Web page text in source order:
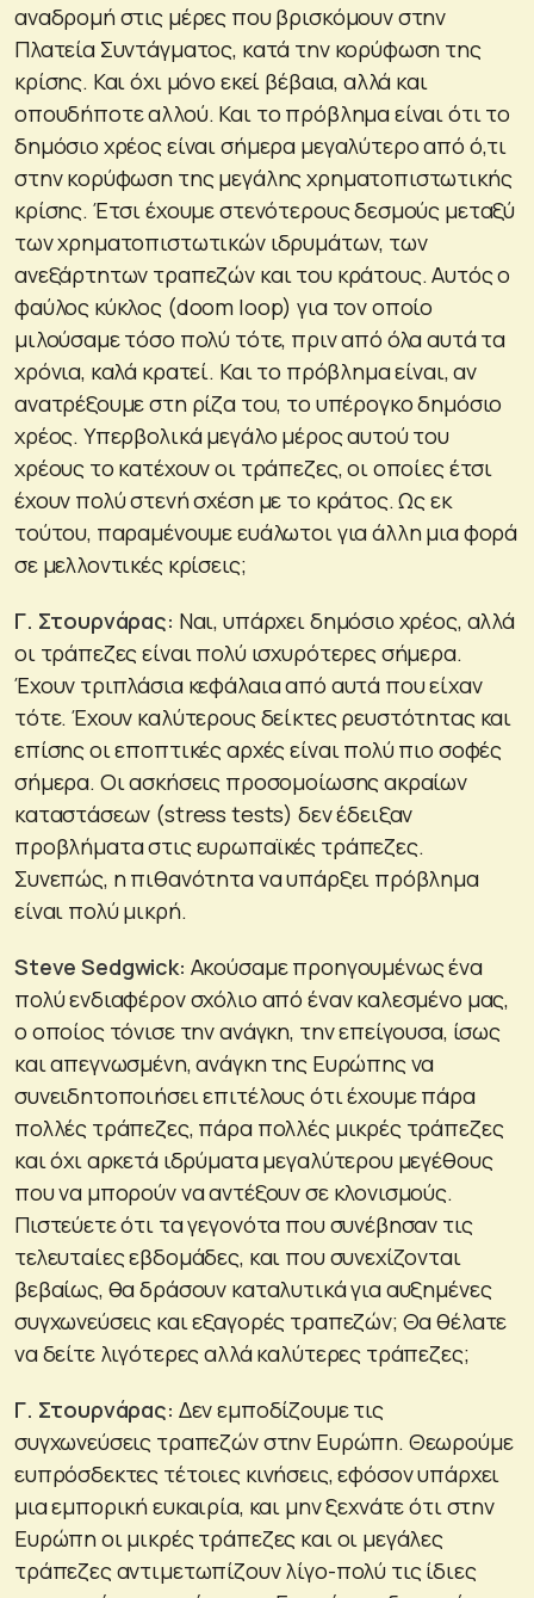
αναδρομή στις μέρες που βρισκόμουν στην
Πλατεία Συντάγματος, κατά την κορύφωση της
κρίσης. Και όχι μόνο εκεί βέβαια, αλλά και
οπουδήποτε αλλού. Και το πρόβλημα είναι ότι το
δημόσιο χρέος είναι σήμερα μεγαλύτερο από ό,τι
στην κορύφωση της μεγάλης χρηματοπιστωτικής
κρίσης. Έτσι έχουμε στενότερους δεσμούς μεταξύ
των χρηματοπιστωτικών ιδρυμάτων, των
ανεξάρτητων τραπεζών και του κράτους. Αυτός ο
φαύλος κύκλος (doom loop) για τον οποίο
μιλούσαμε τόσο πολύ τότε, πριν από όλα αυτά τα
χρόνια, καλά κρατεί. Και το πρόβλημα είναι, αν
ανατρέξουμε στη ρίζα του, το υπέρογκο δημόσιο
χρέος. Υπερβολικά μεγάλο μέρος αυτού του
χρέους το κατέχουν οι τράπεζες, οι οποίες έτσι
έχουν πολύ στενή σχέση με το κράτος. Ως εκ
τούτου, παραμένουμε ευάλωτοι για άλλη μια φορά
σε μελλοντικές κρίσεις;
Γ. Στουρνάρας: Ναι, υπάρχει δημόσιο χρέος, αλλά
οι τράπεζες είναι πολύ ισχυρότερες σήμερα.
Έχουν τριπλάσια κεφάλαια από αυτά που είχαν
τότε. Έχουν καλύτερους δείκτες ρευστότητας και
επίσης οι εποπτικές αρχές είναι πολύ πιο σοφές
σήμερα. Οι ασκήσεις προσομοίωσης ακραίων
καταστάσεων (stress tests) δεν έδειξαν
προβλήματα στις ευρωπαϊκές τράπεζες.
Συνεπώς, η πιθανότητα να υπάρξει πρόβλημα
είναι πολύ μικρή.
Steve Sedgwick: Ακούσαμε προηγουμένως ένα
πολύ ενδιαφέρον σχόλιο από έναν καλεσμένο μας,
ο οποίος τόνισε την ανάγκη, την επείγουσα, ίσως
και απεγνωσμένη, ανάγκη της Ευρώπης να
συνειδητοποιήσει επιτέλους ότι έχουμε πάρα
πολλές τράπεζες, πάρα πολλές μικρές τράπεζες
και όχι αρκετά ιδρύματα μεγαλύτερου μεγέθους
που να μπορούν να αντέξουν σε κλονισμούς.
Πιστεύετε ότι τα γεγονότα που συνέβησαν τις
τελευταίες εβδομάδες, και που συνεχίζονται
βεβαίως, θα δράσουν καταλυτικά για αυξημένες
συγχωνεύσεις και εξαγορές τραπεζών; Θα θέλατε
να δείτε λιγότερες αλλά καλύτερες τράπεζες;
Γ. Στουρνάρας: Δεν εμποδίζουμε τις
συγχωνεύσεις τραπεζών στην Ευρώπη. Θεωρούμε
ευπρόσδεκτες τέτοιες κινήσεις, εφόσον υπάρχει
μια εμπορική ευκαιρία, και μην ξεχνάτε ότι στην
Ευρώπη οι μικρές τράπεζες και οι μεγάλες
τράπεζες αντιμετωπίζουν λίγο-πολύ τις ίδιες